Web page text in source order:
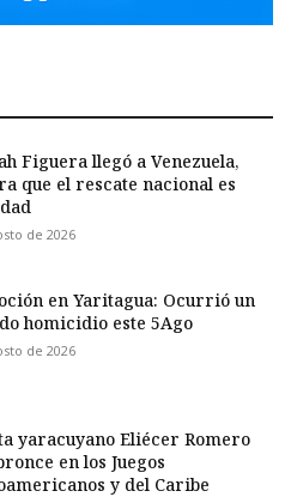
Figuera llegó a Venezuela,
que el rescate nacional es
de 2026
en Yaritagua: Ocurrió un
homicidio este 5Ago
de 2026
yaracuyano Eliécer Romero
en los Juegos
y del Caribe